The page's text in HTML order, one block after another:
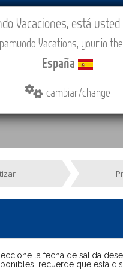
COMPRAR
la fecha de salida
recuerde que esta
Vacaciones, está
Vacations, your in
España
cambiar/change